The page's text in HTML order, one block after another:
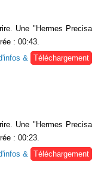
Une "Hermes Precisa
: 00:43.
&
Téléchargement
Une "Hermes Precisa
: 00:23.
&
Téléchargement